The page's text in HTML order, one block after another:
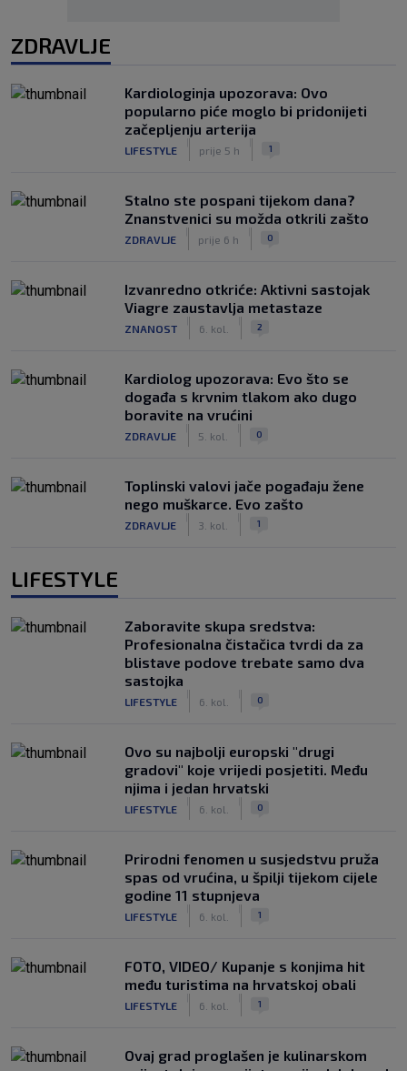
ZDRAVLJE
Kardiologinja upozorava: Ovo
popularno piće moglo bi pridonijeti
začepljenju arterija
LIFESTYLE prije 5 h 1
Stalno ste pospani tijekom dana?
Znanstvenici su možda otkrili zašto
ZDRAVLJE prije 6 h 0
Izvanredno otkriće: Aktivni sastojak
Viagre zaustavlja metastaze
ZNANOST 6. kol. 2
Kardiolog upozorava: Evo što se
događa s krvnim tlakom ako dugo
boravite na vrućini
ZDRAVLJE 5. kol. 0
Toplinski valovi jače pogađaju žene
nego muškarce. Evo zašto
ZDRAVLJE 3. kol. 1
LIFESTYLE
Zaboravite skupa sredstva:
Profesionalna čistačica tvrdi da za
blistave podove trebate samo dva
sastojka
LIFESTYLE 6. kol. 0
Ovo su najbolji europski "drugi
gradovi" koje vrijedi posjetiti. Među
njima i jedan hrvatski
LIFESTYLE 6. kol. 0
Prirodni fenomen u susjedstvu pruža
spas od vrućina, u špilji tijekom cijele
godine 11 stupnjeva
LIFESTYLE 6. kol. 1
FOTO, VIDEO/ Kupanje s konjima hit
među turistima na hrvatskoj obali
LIFESTYLE 6. kol. 1
Ovaj grad proglašen je kulinarskom